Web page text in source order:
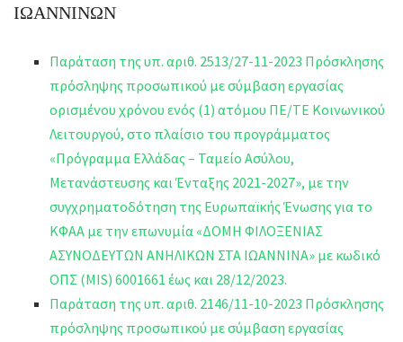
ΙΩΑΝΝΙΝΩΝ
Παράταση της υπ. αριθ. 2513/27-11-2023 Πρόσκλησης
πρόσληψης προσωπικού με σύμβαση εργασίας
ορισμένου χρόνου ενός (1) ατόμου ΠΕ/ΤΕ Κοινωνικού
Λειτουργού, στο πλαίσιο του προγράμματος
«Πρόγραμμα Ελλάδας – Ταμείο Ασύλου,
Μετανάστευσης και Ένταξης 2021-2027», με την
συγχρηματοδότηση της Ευρωπαϊκής Ένωσης για το
ΚΦΑΑ με την επωνυμία «ΔΟΜΗ ΦΙΛΟΞΕΝΙΑΣ
ΑΣΥΝΟΔΕΥΤΩΝ ΑΝΗΛΙΚΩΝ ΣΤΑ ΙΩΑΝΝΙΝΑ» με κωδικό
ΟΠΣ (MIS) 6001661 έως και 28/12/2023.
Παράταση της υπ. αριθ. 2146/11-10-2023 Πρόσκλησης
πρόσληψης προσωπικού με σύμβαση εργασίας